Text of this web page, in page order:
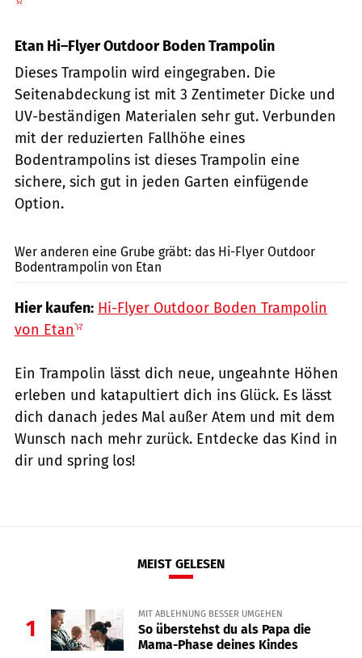
Etan Hi–Flyer Outdoor Boden Trampolin
Dieses Trampolin wird eingegraben. Die
Seitenabdeckung ist mit 3 Zentimeter Dicke und
UV-beständigen Materialen sehr gut. Verbunden
mit der reduzierten Fallhöhe eines
Bodentrampolins ist dieses Trampolin eine
sichere, sich gut in jeden Garten einfügende
Option.
Wer anderen eine Grube gräbt: das Hi-Flyer Outdoor
Bodentrampolin von Etan
Hier kaufen: Hi-Flyer Outdoor Boden Trampolin
von Etan
Ein Trampolin lässt dich neue, ungeahnte Höhen
erleben und katapultiert dich ins Glück. Es lässt
dich danach jedes Mal außer Atem und mit dem
Wunsch nach mehr zurück. Entdecke das Kind in
dir und spring los!
MEIST GELESEN
1
MIT ABLEHNUNG BESSER UMGEHEN
So überstehst du als Papa die
Mama-Phase deines Kindes